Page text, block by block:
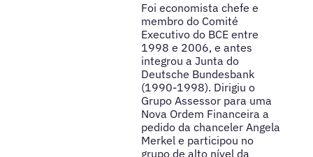
Foi economista chefe e
membro do Comité
Executivo do BCE entre
1998 e 2006, e antes
integrou a Junta do
Deutsche Bundesbank
(1990-1998). Dirigiu o
Grupo Assessor para uma
Nova Ordem Financeira a
pedido da chanceler Angela
Merkel e participou no
grupo de alto nível da